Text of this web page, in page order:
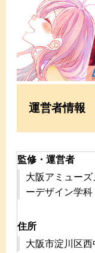
運営者情報
監修・運営者
大阪アミュー
ーデザイン学科
住所
大阪市淀川区